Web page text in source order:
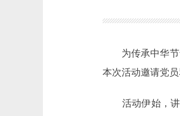
为传承中华节气
本次活动邀请党
活动伊始，讲